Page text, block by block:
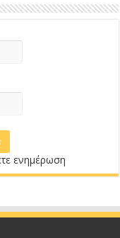
ενημέρωση